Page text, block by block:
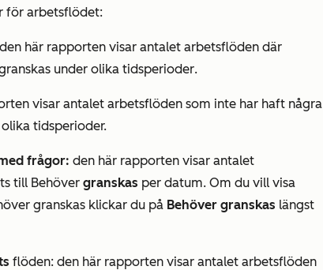
för arbetsflödet:
den här rapporten visar antalet arbetsflöden där
under olika tidsperioder.
visar antalet arbetsflöden som inte har haft några
tidsperioder.
frågor: den här rapporten visar antalet
till Behöver granskas per datum. Om du vill visa
granskas klickar du på Behöver granskas längst
flöden: den här rapporten visar antalet arbetsflöden